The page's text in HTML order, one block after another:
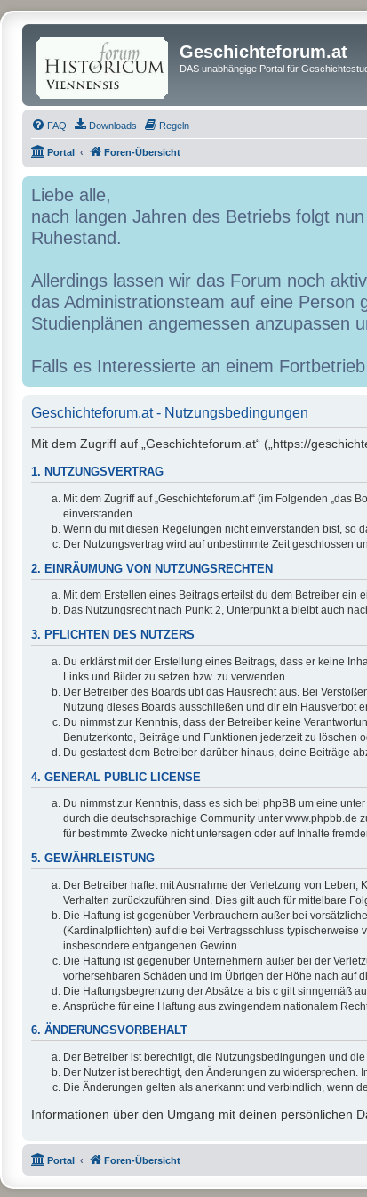
Geschichteforum.at
DAS unabhängige Portal für
FAQ Downloads Regeln
Portal Foren-Übersicht
Liebe alle,
nach langen Jahren des Betriebs folgt
Ruhestand.
Allerdings lassen wir das Forum noch
das Administrationsteam auf eine
Studienplänen angemessen anzupassen
Falls es Interessierte an einem
Geschichteforum.at - Nutzungsbedingungen
Mit dem Zugriff auf „Geschichteforum.at“ („https://
1. NUTZUNGSVERTRAG
Mit dem Zugriff auf „Geschichteforum.at“ (im Folgenden
einverstanden.
Wenn du mit diesen Regelungen nicht einverstanden bist, so
Der Nutzungsvertrag wird auf unbestimmte Zeit geschlossen
2. EINRÄUMUNG VON NUTZUNGSRECHTEN
Mit dem Erstellen eines Beitrags erteilst du dem Betreiber
Das Nutzungsrecht nach Punkt 2, Unterpunkt a bleibt auch
3. PFLICHTEN DES NUTZERS
Du erklärst mit der Erstellung eines Beitrags, dass er keine
Links und Bilder zu setzen bzw. zu verwenden.
Der Betreiber des Boards übt das Hausrecht aus. Bei
Nutzung dieses Boards ausschließen und dir ein Hausverbot
Du nimmst zur Kenntnis, dass der Betreiber keine
Benutzerkonto, Beiträge und Funktionen jederzeit zu löschen
Du gestattest dem Betreiber darüber hinaus, deine Beiträge
4. GENERAL PUBLIC LICENSE
Du nimmst zur Kenntnis, dass es sich bei phpBB um eine unter
durch die deutschsprachige Community unter www.phpbb.de
für bestimmte Zwecke nicht untersagen oder auf Inhalte
5. GEWÄHRLEISTUNG
Der Betreiber haftet mit Ausnahme der Verletzung von
Verhalten zurückzuführen sind. Dies gilt auch für mittelbare
Die Haftung ist gegenüber Verbrauchern außer bei
(Kardinalpflichten) auf die bei Vertragsschluss
insbesondere entgangenen Gewinn.
Die Haftung ist gegenüber Unternehmern außer bei der
vorhersehbaren Schäden und im Übrigen der Höhe nach auf
Die Haftungsbegrenzung der Absätze a bis c gilt sinngemäß
Ansprüche für eine Haftung aus zwingendem nationalem
6. ÄNDERUNGSVORBEHALT
Der Betreiber ist berechtigt, die Nutzungsbedingungen und
Der Nutzer ist berechtigt, den Änderungen zu
Die Änderungen gelten als anerkannt und verbindlich, wenn
Informationen über den Umgang mit deinen persönlichen
Portal Foren-Übersicht